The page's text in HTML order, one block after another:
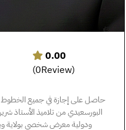
0.00
(0Review)